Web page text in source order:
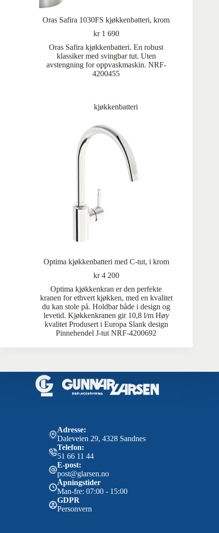
Oras Safira 1030FS kjøkkenbatteri, krom
kr1 690
Oras Safira kjøkkenbatteri. En robust
klassiker med svingbar tut. Uten
avstengning for oppvaskmaskin. NRF-
4200455
kjøkkenbatteri
Optima kjøkkenbatteri med C-tut, i krom
kr4 200
Optima kjøkkenkran er den perfekte
kranen for ethvert kjøkken, med en kvalitet
du kan stole på. Holdbar både i design og
levetid. Kjøkkenkranen gir 10,8 l/m Høy
kvalitet Produsert i Europa Slank design
Pinnehendel J-tut NRF-4200692
Adresse:
Daleveien 29, 4328 Sandnes
Telefon:
51 66 11 44
E-post:
post@glarsen.no
Åpningstider
Man-fre: 07:00 - 15:00
GDPR
Personvern